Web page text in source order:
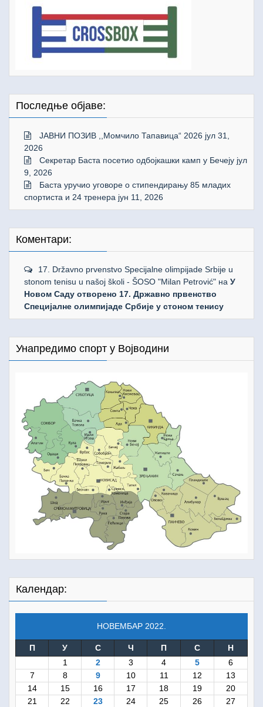
Последње објаве:
ЈАВНИ ПОЗИВ ,,Момчило Тапавица“ 2026 јул 31,
2026
Секретар Баста посетио одбојкашки камп у Бечеју јул
9, 2026
Баста уручио уговоре о стипендирању 85 младих
спортиста и 24 тренера јун 11, 2026
Коментари:
17. Državno prvenstvo Specijalne olimpijade Srbije u
stonom tenisu u našoj školi - ŠOSO "Milan Petrović" на У
Новом Саду отворено 17. Државно првенство
Специјалне олимпијаде Србије у стоном тенису
Унапредимо спорт у Војводини
Календар:
НОВЕМБАР 2022.
П У С Ч П С
Н
1
2 3 4 5
6
7
8 9 10 11 12
13
14
15 16 17 18 19
20
21
22 23 24 25 26
27